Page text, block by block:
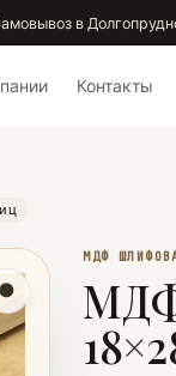
в
Контакты
МДФ